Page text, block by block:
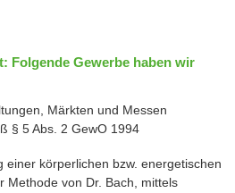
Folgende Gewerbe haben wir
Märkten und Messen
§ 5 Abs. 2 GewO 1994
einer körperlichen bzw. energetischen
Methode von Dr. Bach, mittels